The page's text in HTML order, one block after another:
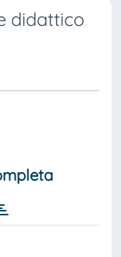
didattico